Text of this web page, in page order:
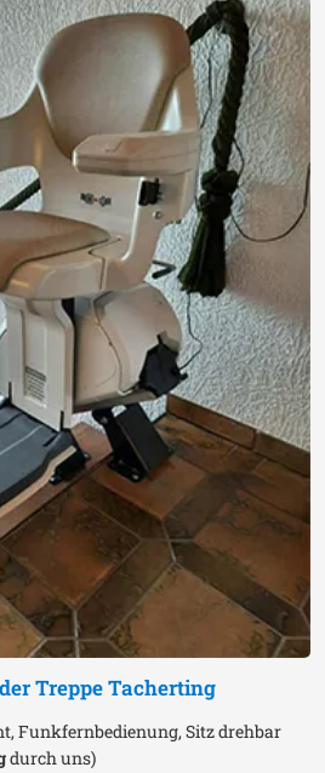
TreppeTacherting
Funkfernbedienung, Sitz drehbar
durch uns)